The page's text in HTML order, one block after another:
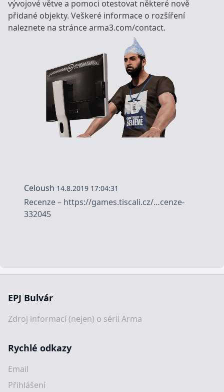
vývojové větve a pomoci otestovat některé nově
přidané objekty. Veškeré informace o rozšíření
naleznete na stráncearma3.com/con­tact.
Celoush 14.8.2019 17:04:31
Recenze – https://games.tiscali.cz/…cenze-
332045
EPJ Bulvár
Zdroj informací (nejen) o sérii Arma
Rychlé odkazy
Email
Přihlášení